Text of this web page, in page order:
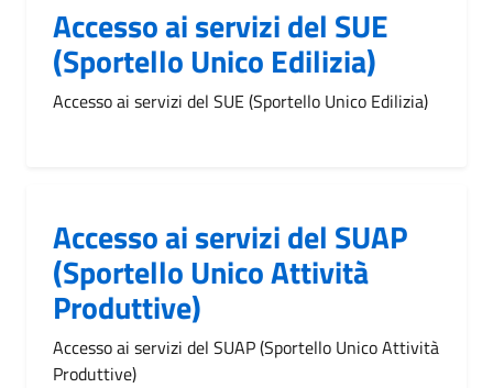
Accesso ai servizi del SUE
(Sportello Unico Edilizia)
Accesso ai servizi del SUE (Sportello Unico Edilizia)
Accesso ai servizi del SUAP
(Sportello Unico Attività
Produttive)
Accesso ai servizi del SUAP (Sportello Unico Attività
Produttive)